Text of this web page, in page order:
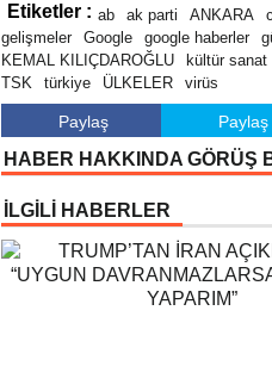
Etiketler : ab ak parti ANKARA
gelişmeler
Google google haberler
KEMAL KILIÇDAROĞLU
kültür sanat
TSK
türkiye ÜLKELER virüs
Paylaş Paylaş
HABER HAKKINDA GÖRÜŞ
İLGİLİ HABERLER